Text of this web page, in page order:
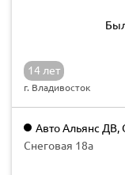
14 лет
г. Владивосток
Авто Альянс ДВ,
для Daewoo, Kia,
Снеговая 18а